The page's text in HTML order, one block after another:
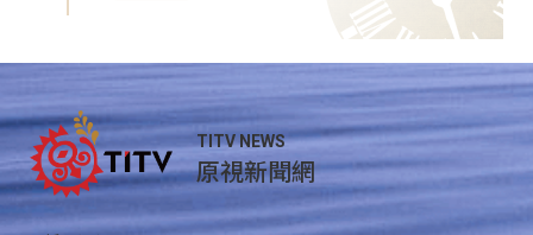
TITV NEWS
原視新聞網